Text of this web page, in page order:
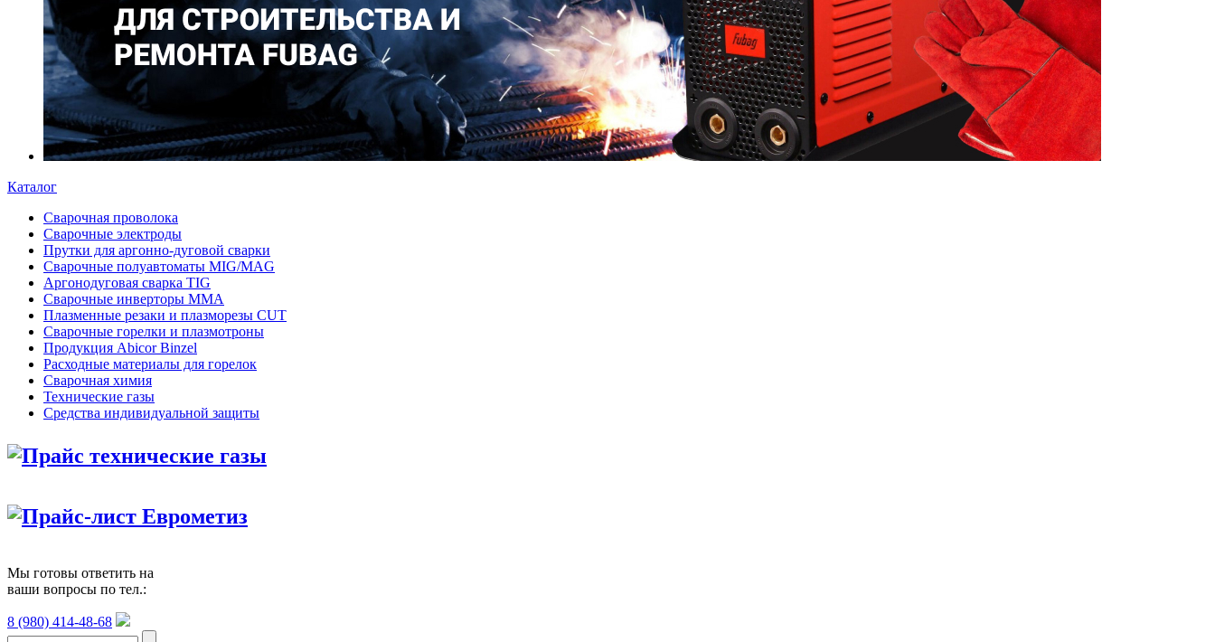
Каталог
Сварочная проволока
Сварочные электроды
Прутки для аргонно-дуговой сварки
Сварочные полуавтоматы MIG/MAG
Аргонодуговая сварка TIG
Сварочные инверторы MMA
Плазменные резаки и плазморезы CUT
Сварочные горелки и плазмотроны
Продукция Abicor Binzel
Расходные материалы для горелок
Сварочная химия
Технические газы
Средства индивидуальной защиты
Прайс технические газы
Прайс-лист Еврометиз
Мы готовы ответить на
ваши вопросы по тел.:
8 (980) 414-48-68